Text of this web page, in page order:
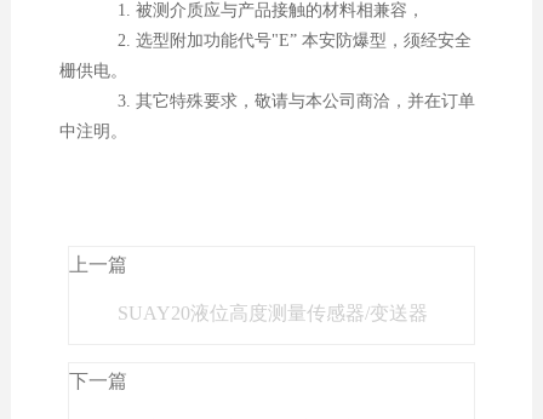
1. 被测介质应与产品接触的材料相兼容，
2. 选型附加功能代号"E” 本安防爆型，须经安全
栅供电。
3. 其它特殊要求，敬请与本公司商洽，并在订单
中注明。
上一篇
SUAY20液位高度测量传感器/变送器
下一篇